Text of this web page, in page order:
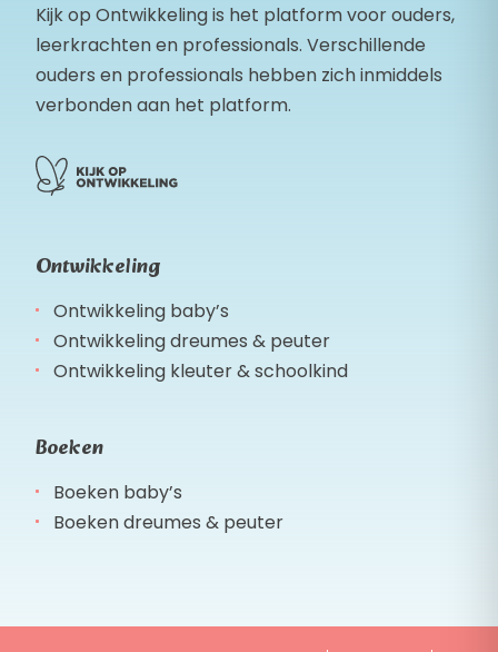
Kijk op Ontwikkeling is het platform voor ouders,
leerkrachten en professionals. Verschillende
ouders en professionals hebben zich inmiddels
verbonden aan het platform.
Ontwikkeling
Ontwikkeling baby’s
Ontwikkeling dreumes & peuter
Ontwikkeling kleuter & schoolkind
Boeken
Boeken baby’s
Boeken dreumes & peuter